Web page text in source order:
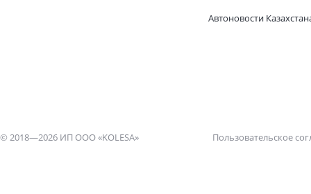
Автоновости
© 2018—2026 ИП ООО «KOLESA» Пользовательское